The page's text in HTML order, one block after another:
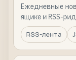
Ежедневные
ящике и RSS-
RSS-лента